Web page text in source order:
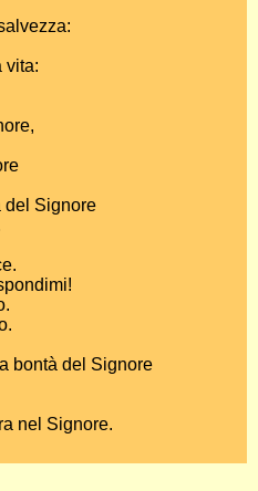
vita:
del Signore
bontà del Signore
nel Signore.